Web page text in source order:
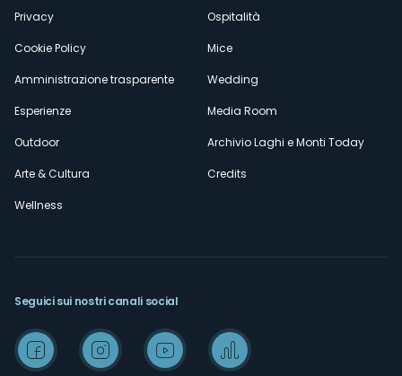
Privacy
Cookie Policy
Amministrazione trasparente
Esperienze
Outdoor
Arte & Cultura
Wellness
Ospitalità
Mice
Wedding
Media Room
Archivio Laghi e Monti Today
Credits
Seguici sui nostri canali social